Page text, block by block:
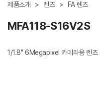
제품소개 > 렌즈 > FA 렌즈
MFA118-S16V2S
1/1.8" 6Megapixel 카메라용 렌즈